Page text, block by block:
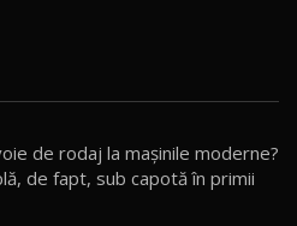
Monjaro 2025! Mai ieftin și mai
Drive AutoBlog.MD
PRIMUL TEST DRIVE ÎN ROMÂNĂ!
de rodaj la mașinile moderne?
de fapt, sub capotă în primii